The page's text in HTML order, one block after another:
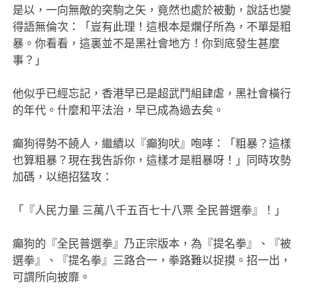
是以，一向無敵的突駒之矢，竟然也處於被動，說話也變
得語無倫次：「豈有此理！ 這根本是爛仔所為，不單是粗
暴。你看看，這裏並不是黑社會地方！你到底發生甚麼
事？」
他似乎已經忘記，香港早已是超武鬥組肆虐，黑社會橫行
的年代。什麼和平法治，早已成為過去矣。
癲狗得勢不饒人，繼續以『癲狗吠』咆哮：「粗暴？這樣
也算粗暴？現在我告訴你，這樣才是粗暴呀！」同時攻勢
加碼，以絕招猛攻：
「『人民力量 三萬八千五百七十八票 全民普選拳』！」
癲狗的『全民普選拳』乃正宗版本，為『提名拳』、『被
選拳』、『提名拳』三路合一，拳路難以捉摸。招一出，
可謂所向披靡。